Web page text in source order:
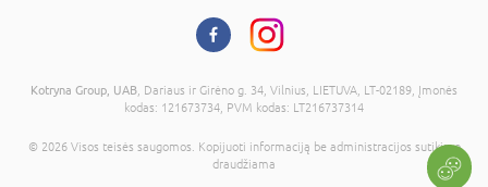
Kotryna Group, UAB , Dariaus ir Girėno g. 34, Vilnius, LIETUVA, LT-02189, Įmonės
kodas: 121673734, PVM kodas: LT216737314
© 2026 Visos teisės saugomos. Kopijuoti informaciją be administracijos sutikimo
draudžiama